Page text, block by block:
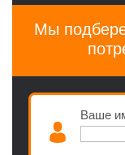
Мы
Ваше